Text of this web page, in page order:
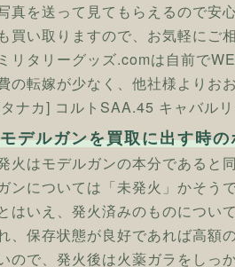
真を送って見てもらえるので安
も買い取りますので、お気軽にご
ミリタリーグッズ.comは自前で
の転嫁が少なく、他社様よりお
ナカ] コルトSAA.45 キャバル
モデルガンを買取に出す時
火はモデルガンの本分であると
ンについては「未発火」かそう
とはいえ、発火済みのものについ
、保存状態が良好であれば高額
ので、発火後は火薬ガラをしっ